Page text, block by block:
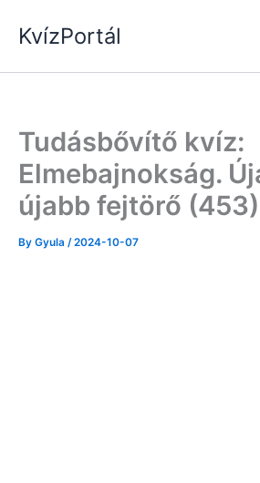
KvízPortál
Tudásbővítő kvíz:
Elmebajnokság.
újabb fejtörő (453)
By Gyula /2024-10-07